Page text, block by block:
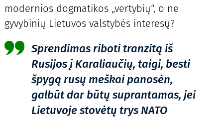
modernios dogmatikos „vertybių“, o ne
gyvybinių Lietuvos valstybės interesų?
Sprendimas riboti tranzitą iš
Rusijos į Karaliaučių, taigi, besti
špygą rusų meškai panosėn,
galbūt dar būtų suprantamas, jei
Lietuvoje stovėtų trys NATO